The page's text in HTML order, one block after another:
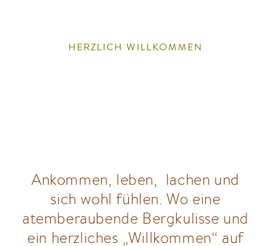
HERZLICH WILLKOMMEN
Ankommen, leben, lachen und
sich wohl fühlen. Wo eine
atemberaubende Bergkulisse und
ein herzliches „Willkommen“ auf